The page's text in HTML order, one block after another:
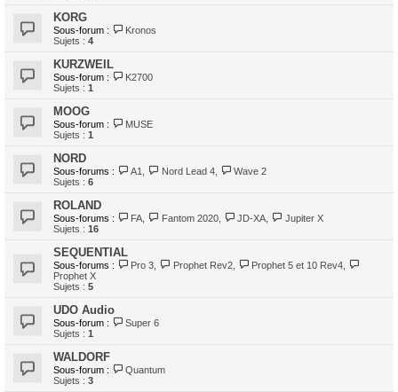
KORG
Sous-forum :
Kronos
Sujets : 4
KURZWEIL
Sous-forum :
K2700
Sujets : 1
MOOG
Sous-forum :
MUSE
Sujets : 1
NORD
Sous-forums : A1 Nord Lead 4,
Wave 2
Sujets : 6
ROLAND
Sous-forums : FA Fantom 2020, JD-XA
Jupiter X
Sujets : 16
SEQUENTIAL
Sous-forums : Pro 3 Prophet Rev2, Prophet 5 et 10 Rev4
Prophet X
Sujets : 5
UDO Audio
Sous-forum :
Super 6
Sujets : 1
WALDORF
Sous-forum :
Quantum
Sujets : 3